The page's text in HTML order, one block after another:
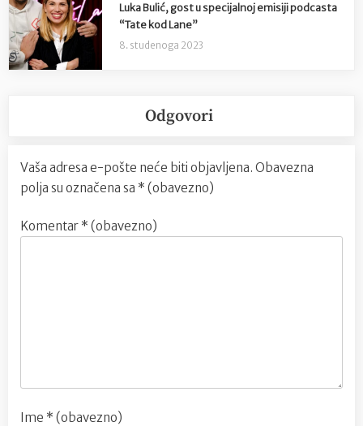
Luka Bulić, gost u specijalnoj emisiji podcasta
“Tate kod Lane”
8. studenoga 2023
Odgovori
Vaša adresa e-pošte neće biti objavljena. Obavezna
polja su označena sa * (obavezno)
Komentar * (obavezno)
Ime * (obavezno)